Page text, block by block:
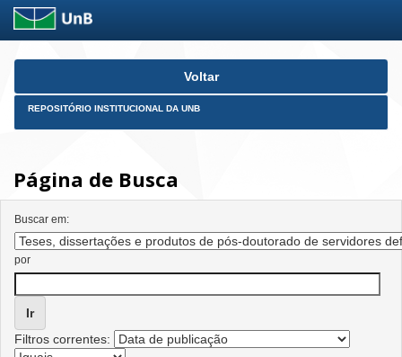
Skip
Voltar
REPOSITÓRIO INSTITUCIONAL DA UNB
Página de Busca
Buscar em:
por
Filtros correntes: